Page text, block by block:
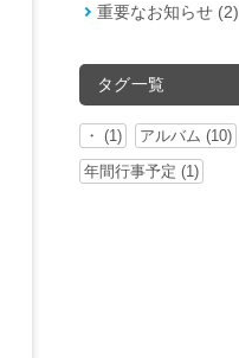
重要なお知らせ (2)
タグ一覧
・ (1)
アルバム (10)
年間行事予定 (1)